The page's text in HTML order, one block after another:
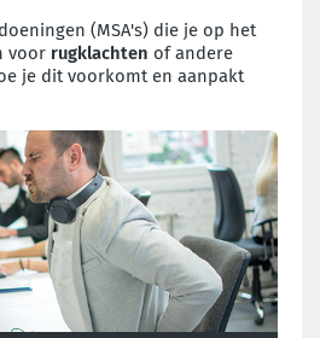
(MSA's) die je op het
voor rugklachten of andere
je dit voorkomt en aanpakt